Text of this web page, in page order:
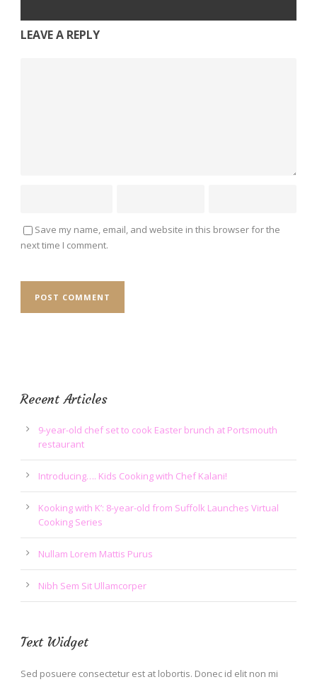
LEAVE A REPLY
Save my name, email, and website in this browser for the
next time I comment.
Recent Articles
9-year-old chef set to cook Easter brunch at Portsmouth
restaurant
Introducing…. Kids Cooking with Chef Kalani!
Kooking with K’: 8-year-old from Suffolk Launches Virtual
Cooking Series
Nullam Lorem Mattis Purus
Nibh Sem Sit Ullamcorper
Text Widget
Sed posuere consectetur est at lobortis. Donec id elit non mi